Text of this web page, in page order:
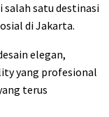
satu destinasi
di Jakarta.
elegan,
yang profesional
terus